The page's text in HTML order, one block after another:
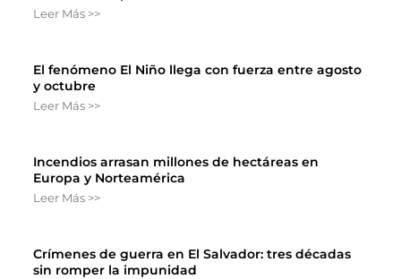
Leer Más >>
El fenómeno El Niño llega con fuerza entre agosto
y octubre
Leer Más >>
Incendios arrasan millones de hectáreas en
Europa y Norteamérica
Leer Más >>
Crímenes de guerra en El Salvador: tres décadas
sin romper la impunidad